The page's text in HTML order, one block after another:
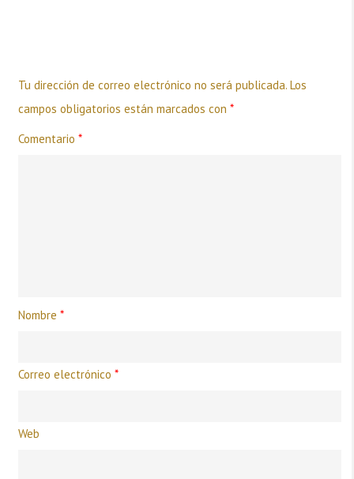
Tu dirección de correo electrónico no será publicada. Los
campos obligatorios están marcados con*
Comentario*
Nombre*
Correo electrónico*
Web